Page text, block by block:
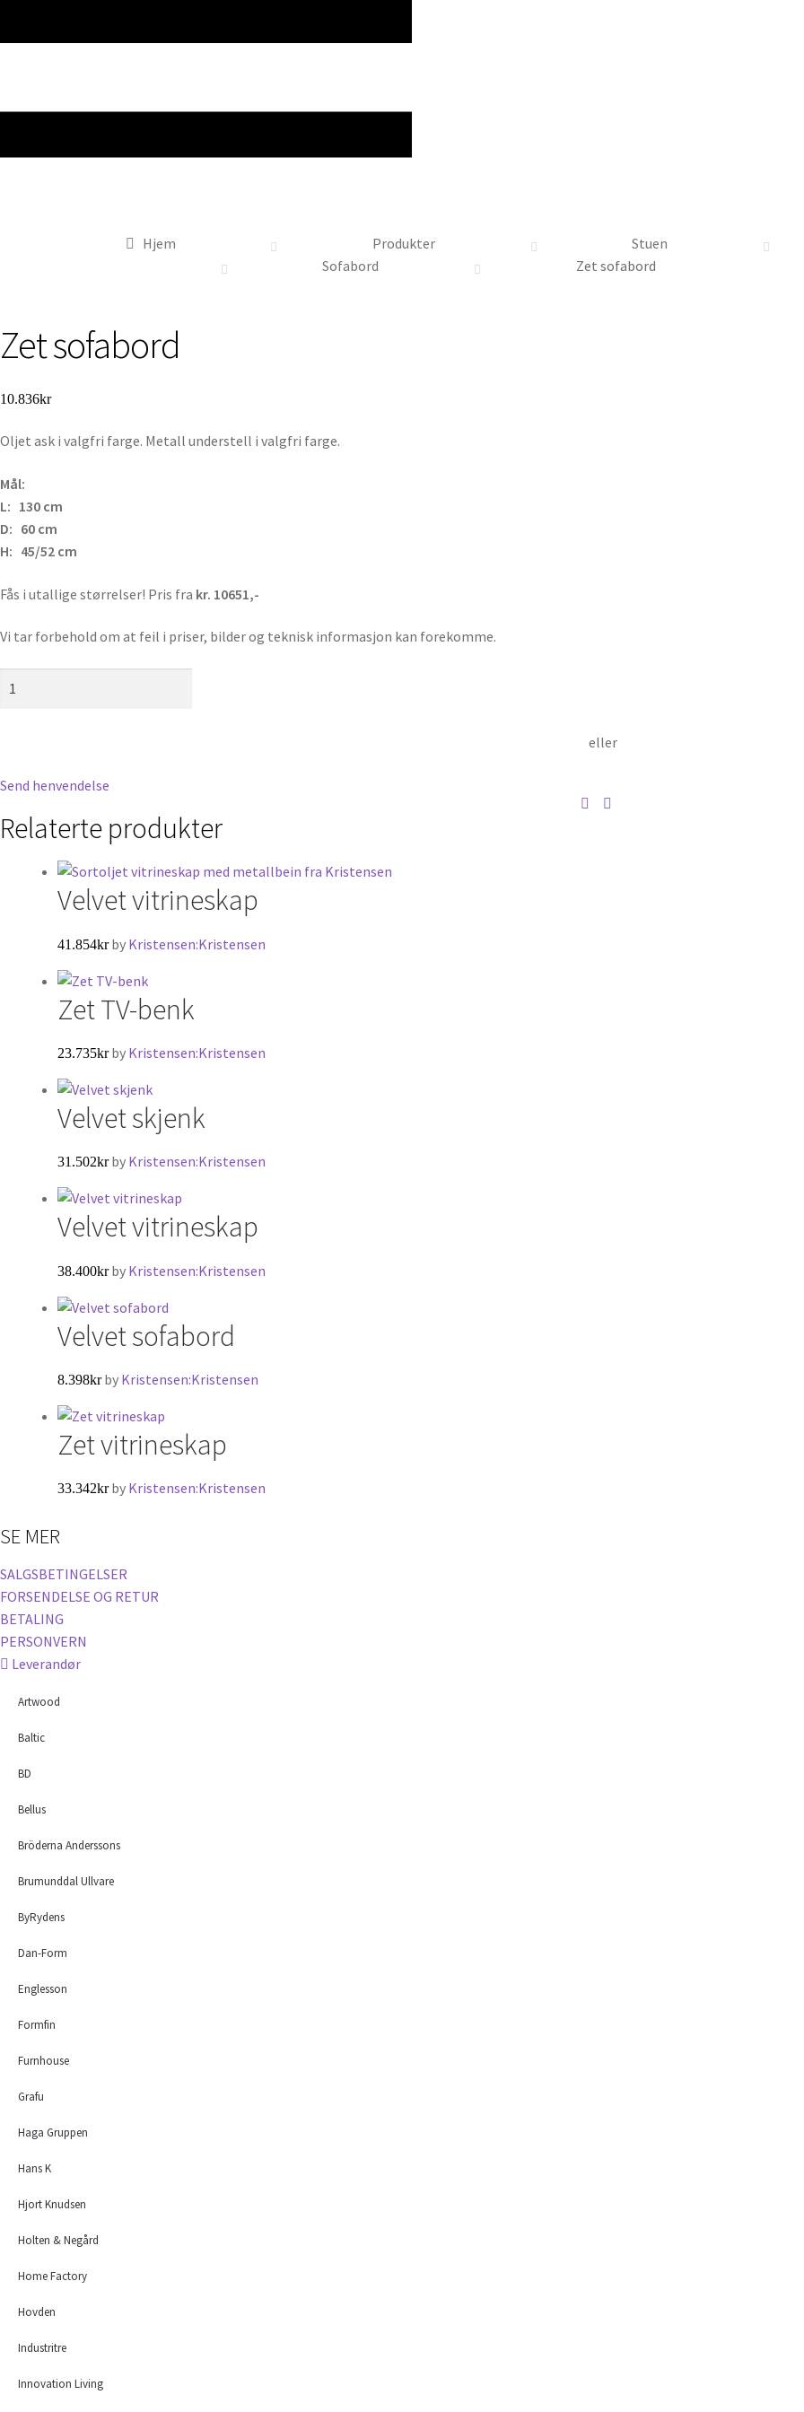
Hjem Produkter
Stuen
Sofabord
Zet sofabord
Zet sofabord
10.836kr
Oljet ask i valgfri farge. Metall understell i valgfri farge.
Mål:
L: 130 cm
D: 60 cm
H: 45/52 cm
Fås i utallige størrelser! Pris fra kr. 10651,-
Vi tar forbehold om at feil i priser, bilder og teknisk informasjon kan forekomme.
eller
Send henvendelse
Relaterte produkter
Velvet vitrineskap
41.854kr by Kristensen:Kristensen
Zet TV-benk
23.735kr by Kristensen:Kristensen
Velvet skjenk
31.502kr by Kristensen:Kristensen
Velvet vitrineskap
38.400kr by Kristensen:Kristensen
Velvet sofabord
8.398kr by Kristensen:Kristensen
Zet vitrineskap
33.342kr by Kristensen:Kristensen
SE MER
SALGSBETINGELSER
FORSENDELSE OG RETUR
BETALING
PERSONVERN
Leverandør
Artwood
Baltic
BD
Bellus
Bröderna Anderssons
Brumunddal Ullvare
ByRydens
Dan-Form
Englesson
Formfin
Furnhouse
Grafu
Haga Gruppen
Hans K
Hjort Knudsen
Holten & Negård
Home Factory
Hovden
Industritre
Innovation Living